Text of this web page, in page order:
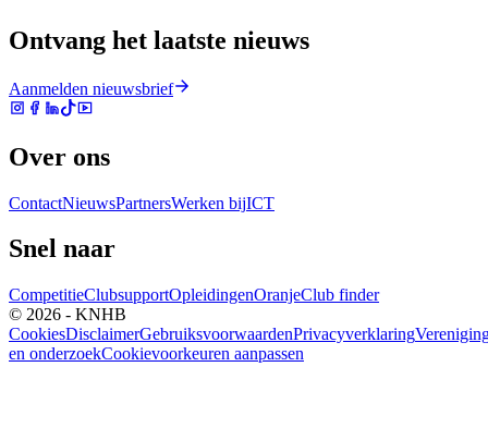
Ontvang het laatste nieuws
Aanmelden nieuwsbrief
Over ons
ContactNieuwsPartnersWerken bijICT
Snel naar
CompetitieClubsupportOpleidingenOranjeClub finder
© 2026 - KNHB
CookiesDisclaimerGebruiksvoorwaardenPrivacyverklaring
en onderzoekCookievoorkeuren aanpassen